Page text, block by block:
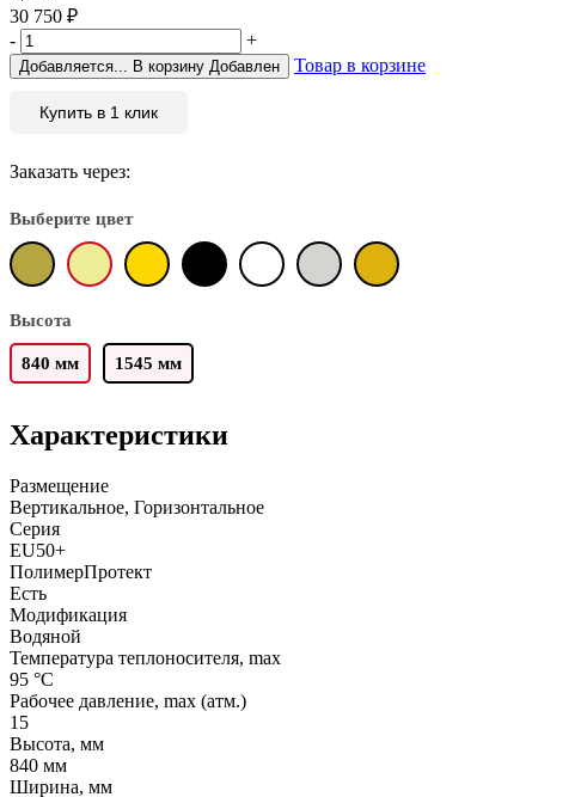
30 750 ₽
-
+
Добавляется... В корзину Добавлен Товар в корзине
Купить в 1 клик
Заказать через:
Выберите цвет
Высота
840 мм 1545 мм
Характеристики
Размещение
Вертикальное, Горизонтальное
Серия
EU50+
ПолимерПротект
Есть
Модификация
Водяной
Температура теплоносителя, max
95 °C
Рабочее давление, max (атм.)
15
Высота, мм
840 мм
Ширина, мм